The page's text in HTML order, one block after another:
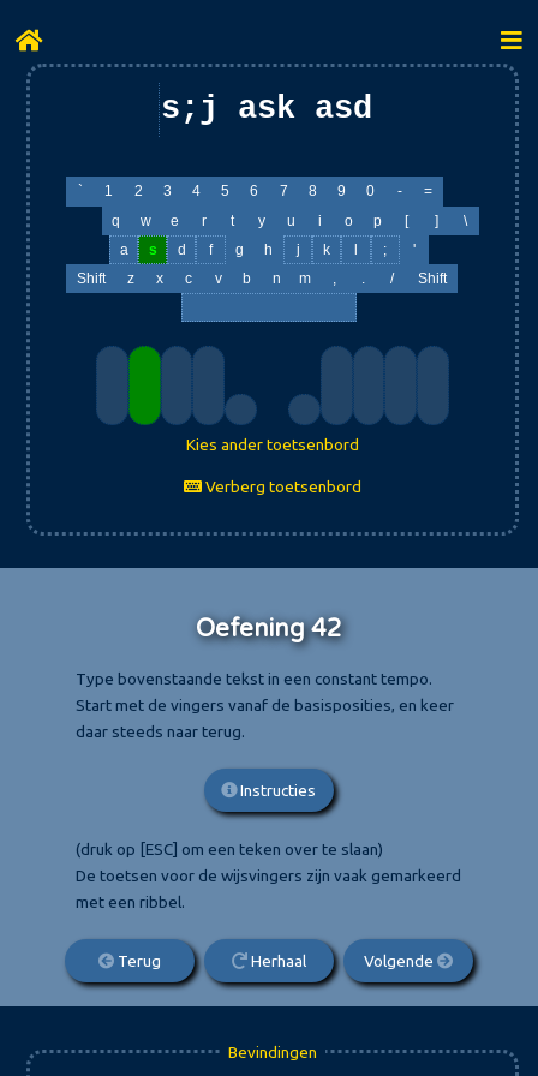
s;j ask asd fll
` 1 2 3 4 5 6 7 8 9 0 -
=
q
w e r t y u i o p [ ]
\
a
s d f g h j k l ;
'
Shift
z x c v b n m , . / Shift
Kies ander toetsenbord
Verberg toetsenbord
Oefening 42
Type bovenstaande tekst in een constant tempo.
Start met de vingers vanaf de basisposities, en keer
daar steeds naar terug.
Instructies
(druk op [ESC] om een teken over te slaan)
De toetsen voor de wijsvingers zijn vaak gemarkeerd
met een ribbel.
Terug Herhaal Volgende
Bevindingen